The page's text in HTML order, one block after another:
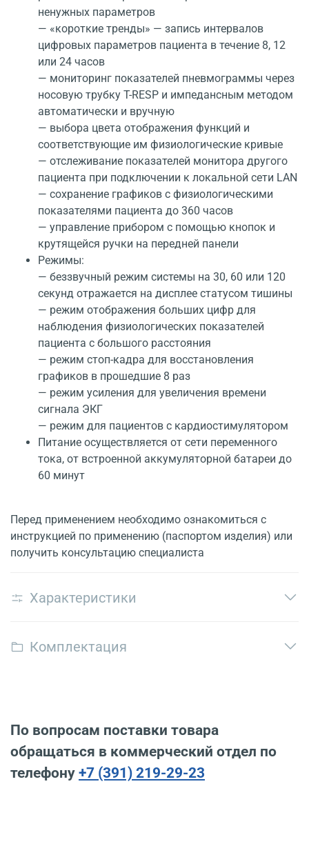
ненужных параметров
— «короткие тренды» — запись интервалов
цифровых параметров пациента в течение 8, 12
или 24 часов
— мониторинг показателей пневмограммы через
носовую трубку T-RESP и импедансным методом
автоматически и вручную
— выбора цвета отображения функций и
соответствующие им физиологические кривые
— отслеживание показателей монитора другого
пациента при подключении к локальной сети LAN
— сохранение графиков с физиологическими
показателями пациента до 360 часов
— управление прибором с помощью кнопок и
крутящейся ручки на передней панели
Режимы:
— беззвучный режим системы на 30, 60 или 120
секунд отражается на дисплее статусом тишины
— режим отображения больших цифр для
наблюдения физиологических показателей
пациента с большого расстояния
— режим стоп-кадра для восстановления
графиков в прошедшие 8 раз
— режим усиления для увеличения времени
сигнала ЭКГ
— режим для пациентов с кардиостимулятором
Питание осуществляется от сети переменного
тока, от встроенной аккумуляторной батареи до
60 минут
Перед применением необходимо ознакомиться с
инструкцией по применению (паспортом изделия) или
получить консультацию специалиста
Характеристики
Комплектация
По вопросам поставки товара
обращаться в коммерческий отдел по
телефону +7 (391) 219-29-23